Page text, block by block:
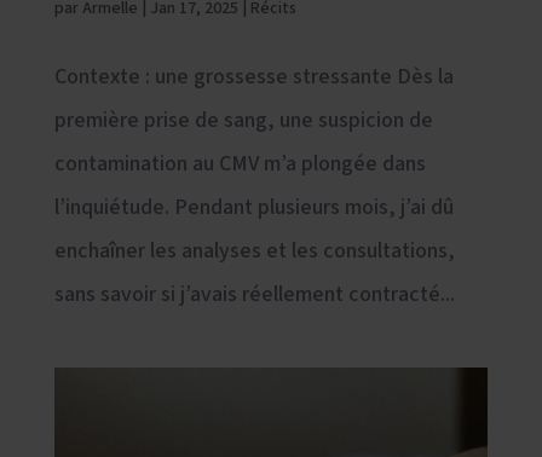
par Armelle | Jan 17, 2025 | Récits
Contexte : une grossesse stressante Dès la
première prise de sang, une suspicion de
contamination au CMV m’a plongée dans
l’inquiétude. Pendant plusieurs mois, j’ai dû
enchaîner les analyses et les consultations,
sans savoir si j’avais réellement contracté...